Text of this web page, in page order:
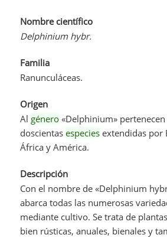
Nombre científico
Delphinium hybr.
Familia
Ranunculáceas.
Origen
Al género «Delphinium»
doscientasespecies extendidas por
África y América.
Descripción
Con el nombre de «Delphinium
abarca todas las numerosas
mediante cultivo. Se trata de
bien rústicas, anuales, bienales y